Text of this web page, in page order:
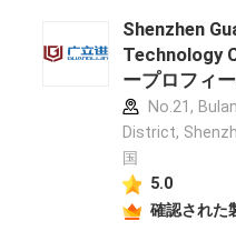
Shenzhen
Technology
ープロフィ
No.21,
District,
国
5.0
確認された